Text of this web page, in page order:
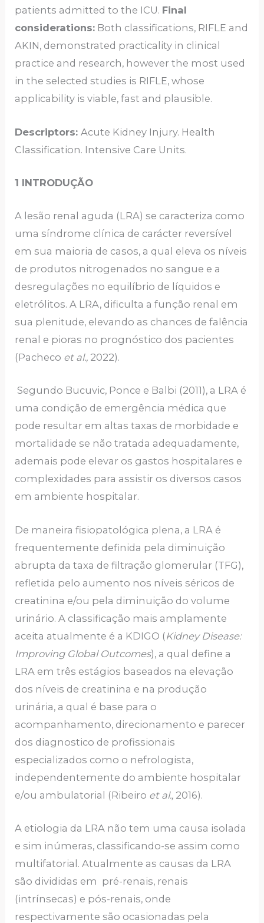
patients admitted to the ICU. Final
considerations: Both classifications, RIFLE and
AKIN, demonstrated practicality in clinical
practice and research, however the most used
in the selected studies is RIFLE, whose
applicability is viable, fast and plausible.
Descriptors:Acute Kidney Injury. Health
Classification. Intensive Care Units.
1 INTRODUÇÃO
A lesão renal aguda (LRA) se caracteriza como
uma síndrome clínica de carácter reversível
em sua maioria de casos, a qual eleva os níveis
de produtos nitrogenados no sangue e a
desregulações no equilíbrio de líquidos e
eletrólitos. A LRA, dificulta a função renal em
sua plenitude, elevando as chances de falência
renal e pioras no prognóstico dos pacientes
(Pacheco et al., 2022).
Segundo Bucuvic, Ponce e Balbi (2011), a LRA é
uma condição de emergência médica que
pode resultar em altas taxas de morbidade e
mortalidade se não tratada adequadamente,
ademais pode elevar os gastos hospitalares e
complexidades para assistir os diversos casos
em ambiente hospitalar.
De maneira fisiopatológica plena, a LRA é
frequentemente definida pela diminuição
abrupta da taxa de filtração glomerular (TFG),
refletida pelo aumento nos níveis séricos de
creatinina e/ou pela diminuição do volume
urinário. A classificação mais amplamente
aceita atualmente é a KDIGO (Kidney Disease:
Improving Global Outcomes), a qual define a
LRA em três estágios baseados na elevação
dos níveis de creatinina e na produção
urinária, a qual é base para o
acompanhamento, direcionamento e parecer
dos diagnostico de profissionais
especializados como o nefrologista,
independentemente do ambiente hospitalar
e/ou ambulatorial (Ribeiro et al., 2016).
A etiologia da LRA não tem uma causa isolada
e sim inúmeras, classificando-se assim como
multifatorial. Atualmente as causas da LRA
são divididas em pré-renais, renais
(intrínsecas) e pós-renais, onde
respectivamente são ocasionadas pela